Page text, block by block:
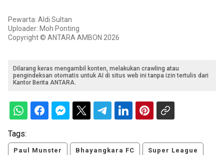
Pewarta: Aldi Sultan
Uploader: Moh Ponting
Copyright © ANTARA AMBON 2026
Dilarang keras mengambil konten, melakukan crawling atau
pengindeksan otomatis untuk AI di situs web ini tanpa izin tertulis dari
Kantor Berita ANTARA.
Tags:
Paul Munster Bhayangkara FC Super League